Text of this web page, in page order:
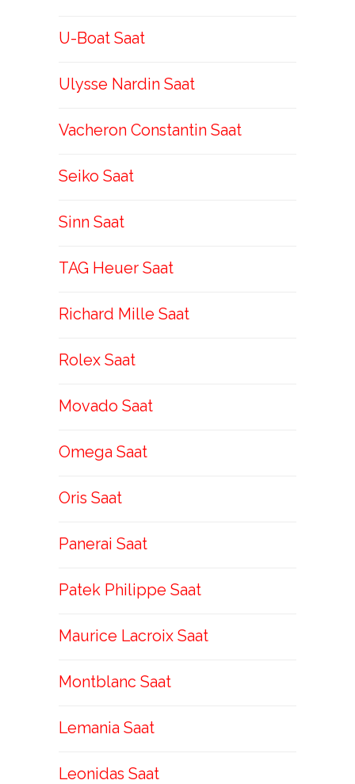
U-Boat Saat
Ulysse Nardin Saat
Vacheron Constantin Saat
Seiko Saat
Sinn Saat
TAG Heuer Saat
Richard Mille Saat
Rolex Saat
Movado Saat
Omega Saat
Oris Saat
Panerai Saat
Patek Philippe Saat
Maurice Lacroix Saat
Montblanc Saat
Lemania Saat
Leonidas Saat